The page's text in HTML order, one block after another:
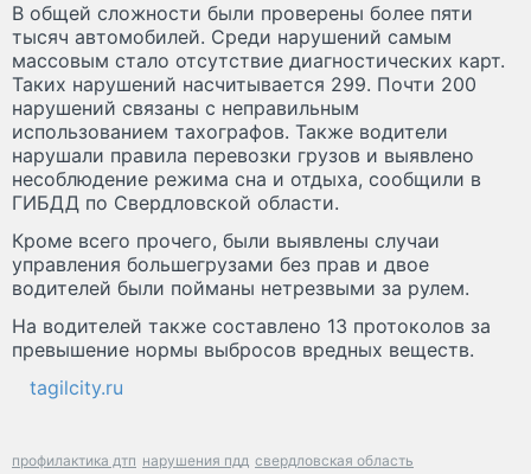
В общей сложности были проверены более пяти
тысяч автомобилей. Среди нарушений самым
массовым стало отсутствие диагностических карт.
Таких нарушений насчитывается 299. Почти 200
нарушений связаны с неправильным
использованием тахографов. Также водители
нарушали правила перевозки грузов и выявлено
несоблюдение режима сна и отдыха, сообщили в
ГИБДД по Свердловской области.
Кроме всего прочего, были выявлены случаи
управления большегрузами без прав и двое
водителей были пойманы нетрезвыми за рулем.
На водителей также составлено 13 протоколов за
превышение нормы выбросов вредных веществ.
tagilcity.ru
профилактика дтп нарушения пдд свердловская область